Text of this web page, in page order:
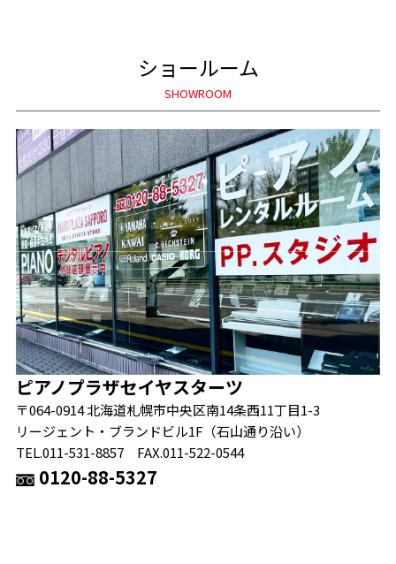
ショールーム
SHOWROOM
ピアノプラザセイヤスターツ
〒064-0914 北海道札幌市中央区南14条西11丁目1-3
リージェント・ブランドビル1F（石山通り沿い）
TEL.011-531-8857 FAX.011-522-0544
0120-88-5327